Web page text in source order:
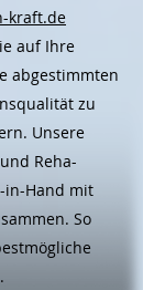
kraft.de
auf Ihre
abgestimmten
zu
Unsere
Reha-
in-Hand mit
So